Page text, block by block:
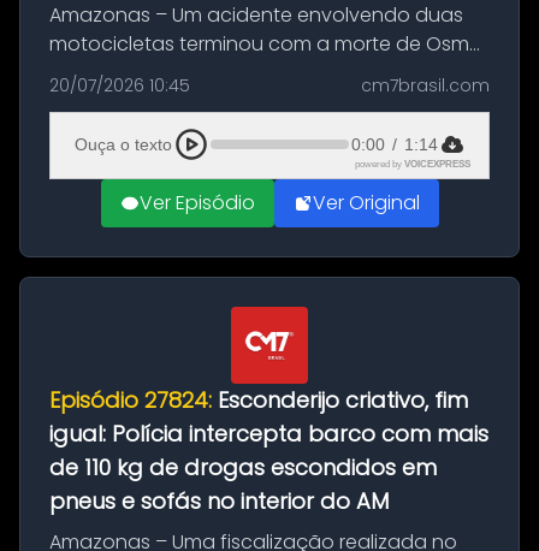
Amazonas – Um acidente envolvendo duas
motocicletas terminou com a morte de Osmar
Figueiredo de Souza, de 38 anos, no município
de São Sebastião do Uatumã, no interior do
Amazonas. A colisão ocorreu n...
20/07/2026 10:45 cm7brasil.com
Ouça o texto 0:00 / 1:14
powered by VOICEXPRESS
Ver Episódio Ver Original
Episódio 27824: Esconderijo criativo, fim
igual: Polícia intercepta barco com mais
de 110 kg de drogas escondidos em
pneus e sofás no interior do AM
Amazonas – Uma fiscalização realizada no